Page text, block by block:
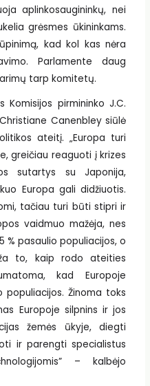
aplinkosaugininkų, nei
grėsmes ūkininkams.
kad kol kas nėra
Parlamente daug
tarp komitetų.
Komisijos pirmininko J.C.
Canenbley siūlė
ateitį. „Europa turi
greičiau reaguoti į krizes
sutartys su Japonija,
Europa gali didžiuotis.
tačiau turi būti stipri ir
vaidmuo mažėja, nes
% pasaulio populiacijos, o
to, kaip rodo ateities
kad Europoje
Žinoma toks
Europoje silpnins ir jos
žemės ūkyje, diegti
ir parengti specialistus
– kalbėjo